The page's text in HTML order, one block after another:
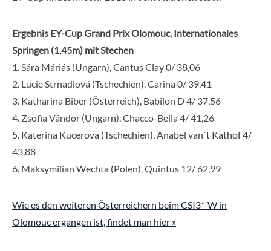
Ergebnis EY-Cup Grand Prix Olomouc, Internationales
Springen (1,45m) mit Stechen
1. Sára Máriás (Ungarn), Cantus Clay 0/ 38,06
2. Lucie Strnadlová (Tschechien), Carina 0/ 39,41
3. Katharina Biber (Österreich), Babilon D 4/ 37,56
4. Zsofia Vándor (Ungarn), Chacco-Bella 4/ 41,26
5. Katerina Kucerova (Tschechien), Anabel van`t Kathof 4/
43,88
6. Maksymilian Wechta (Polen), Quintus 12/ 62,99
Wie es den weiteren Österreichern beim CSI3*-W in
Olomouc ergangen ist, findet man hier »